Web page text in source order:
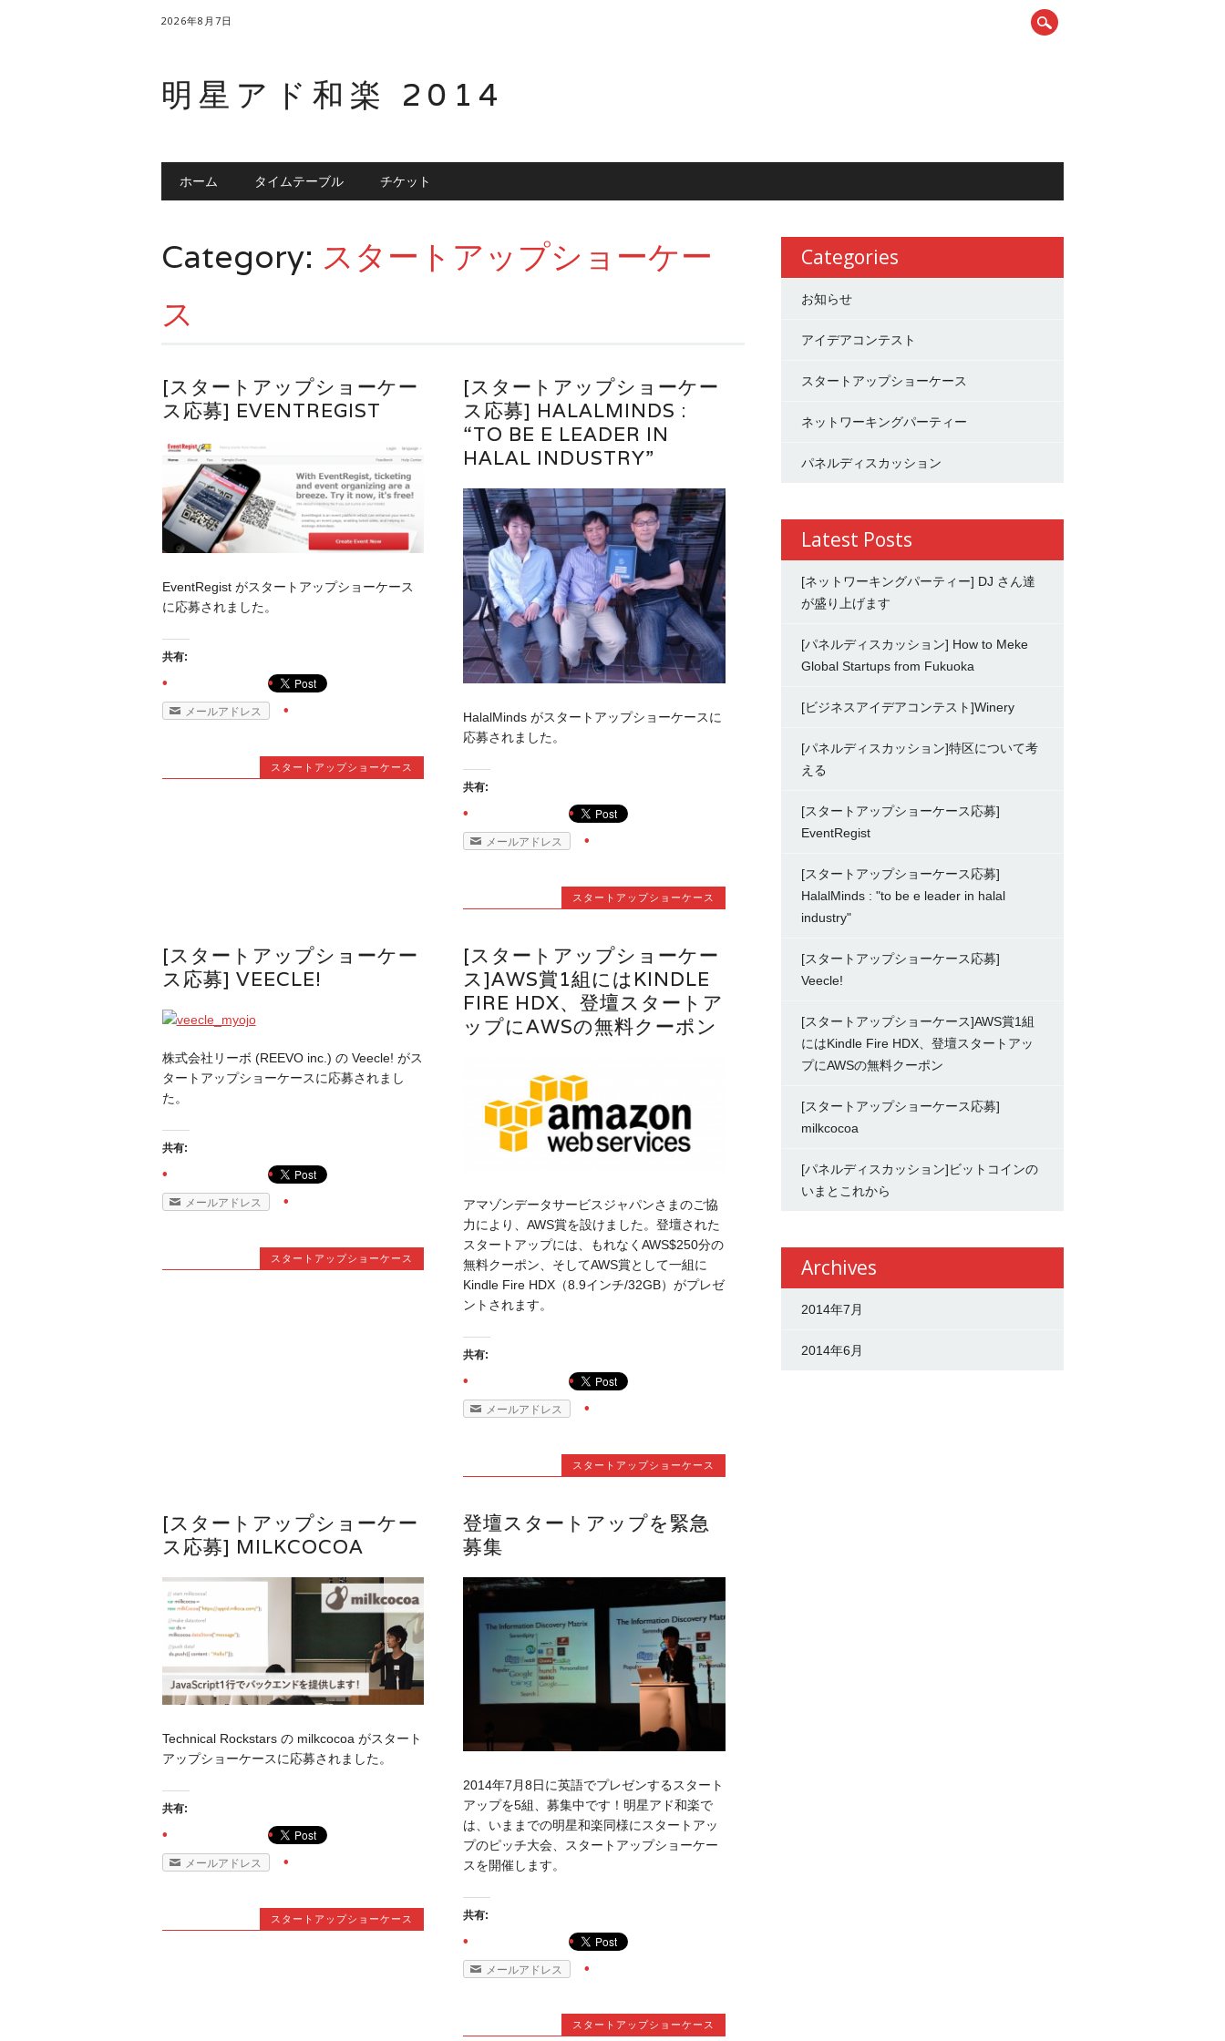
2026年8月7日
明星アド和楽 2014
Main menu
ホーム タイムテーブル チケット
Category: スタートアップショーケー
ス
[スタートアップショーケー
ス応募] EVENTREGIST
EventRegist がスタートアップショーケース
に応募されました。
共有:
メールアドレス
スタートアップショーケース
[スタートアップショーケー
ス応募] HALALMINDS :
“TO BE E LEADER IN
HALAL INDUSTRY”
HalalMinds がスタートアップショーケースに
応募されました。
共有:
メールアドレス
スタートアップショーケース
[スタートアップショーケー
ス応募] VEECLE!
株式会社リーボ (REEVO inc.) の Veecle! がス
タートアップショーケースに応募されまし
た。
共有:
メールアドレス
スタートアップショーケース
[スタートアップショーケー
ス]AWS賞1組にはKINDLE
FIRE HDX、登壇スタートア
ップにAWSの無料クーポン
アマゾンデータサービスジャパンさまのご協
力により、AWS賞を設けました。登壇された
スタートアップには、もれなくAWS$250分の
無料クーポン、そしてAWS賞として一組に
Kindle Fire HDX（8.9インチ/32GB）がプレゼ
ントされます。
共有:
メールアドレス
スタートアップショーケース
[スタートアップショーケー
ス応募] MILKCOCOA
Technical Rockstars の milkcocoa がスタート
アップショーケースに応募されました。
共有:
メールアドレス
スタートアップショーケース
登壇スタートアップを緊急
募集
2014年7月8日に英語でプレゼンするスタート
アップを5組、募集中です！明星アド和楽で
は、いままでの明星和楽同様にスタートアッ
プのピッチ大会、スタートアップショーケー
スを開催します。
共有:
メールアドレス
スタートアップショーケース
Categories
お知らせ
アイデアコンテスト
スタートアップショーケース
ネットワーキングパーティー
パネルディスカッション
Latest Posts
[ネットワーキングパーティー] DJ さん達
が盛り上げます
[パネルディスカッション] How to Meke
Global Startups from Fukuoka
[ビジネスアイデアコンテスト]Winery
[パネルディスカッション]特区について考
える
[スタートアップショーケース応募]
EventRegist
[スタートアップショーケース応募]
HalalMinds : "to be e leader in halal
industry"
[スタートアップショーケース応募]
Veecle!
[スタートアップショーケース]AWS賞1組
にはKindle Fire HDX、登壇スタートアッ
プにAWSの無料クーポン
[スタートアップショーケース応募]
milkcocoa
[パネルディスカッション]ビットコインの
いまとこれから
Archives
2014年7月
2014年6月